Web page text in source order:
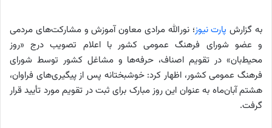
به گزارش پارت نیوز؛ نورالله مرادی معاون آموزش و مشارکت‌های مردمی
و عضو شورای فرهنگ عمومی کشور با اعلام تصویب درج «روز
محیط‌بان» در تقویم اصناف، حرفه‌ها و مشاغل کشور توسط شورای
فرهنگ عمومی کشور، اظهار کرد: خوشبختانه پس از پیگیری‌های فراوان،
هشتم آبان‌ماه به عنوان این روز مبارک برای ثبت در تقویم مورد تأیید قرار
گرفت.